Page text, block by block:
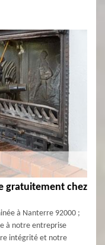
gratuitement chez
à Nanterre 92000 ;
à notre entreprise
intégrité et notre